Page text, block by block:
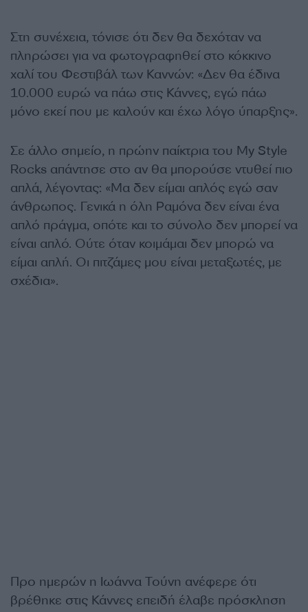
Στη συνέχεια, τόνισε ότι δεν θα δεχόταν να
πληρώσει για να φωτογραφηθεί στο κόκκινο
χαλί του Φεστιβάλ των Καννών: «Δεν θα έδινα
10.000 ευρώ να πάω στις Κάννες, εγώ πάω
μόνο εκεί που με καλούν και έχω λόγο ύπαρξης».
Σε άλλο σημείο, η πρώην παίκτρια του My Style
Rocks απάντησε στο αν θα μπορούσε ντυθεί πιο
απλά, λέγοντας: «Μα δεν είμαι απλός εγώ σαν
άνθρωπος. Γενικά η όλη Ραμόνα δεν είναι ένα
απλό πράγμα, οπότε και το σύνολο δεν μπορεί να
είναι απλό. Ούτε όταν κοιμάμαι δεν μπορώ να
είμαι απλή. Οι πιτζάμες μου είναι μεταξωτές, με
σχέδια».
Προ ημερών η Ιωάννα Τούνη ανέφερε ότι
βρέθηκε στις Κάννες επειδή έλαβε πρόσκληση